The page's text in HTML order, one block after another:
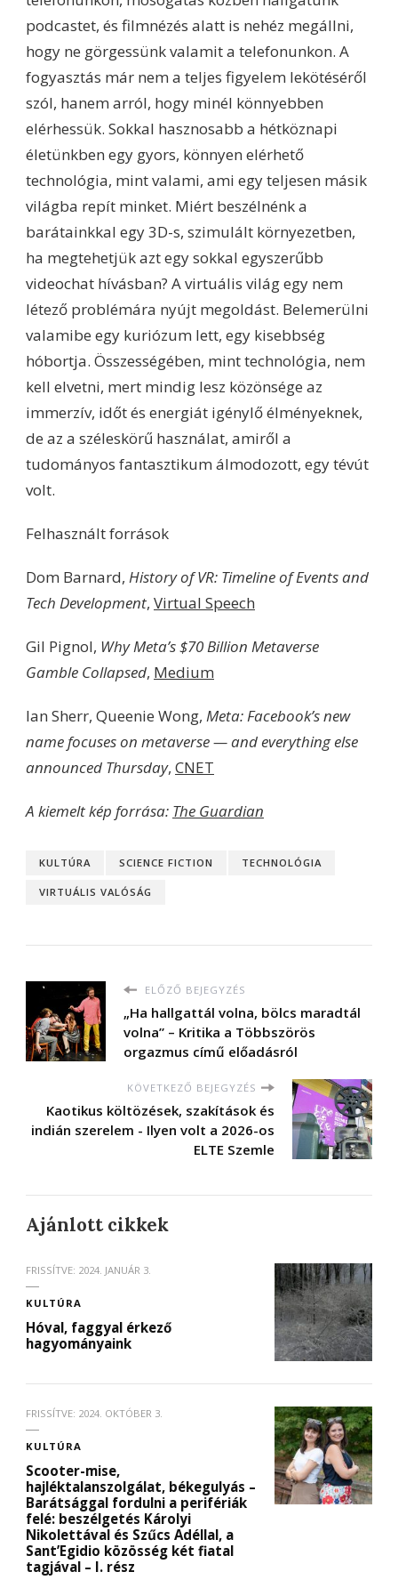
podcastet, és filmnézés alatt is nehéz megállni,
hogy ne görgessünk valamit a telefonunkon. A
fogyasztás már nem a teljes figyelem lekötéséről
szól, hanem arról, hogy minél könnyebben
elérhessük. Sokkal hasznosabb a hétköznapi
életünkben egy gyors, könnyen elérhető
technológia, mint valami, ami egy teljesen másik
világba repít minket. Miért beszélnénk a
barátainkkal egy 3D-s, szimulált környezetben,
ha megtehetjük azt egy sokkal egyszerűbb
videochat hívásban? A virtuális világ egy nem
létező problémára nyújt megoldást. Belemerülni
valamibe egy kuriózum lett, egy kisebbség
hóbortja. Összességében, mint technológia, nem
kell elvetni, mert mindig lesz közönsége az
immerzív, időt és energiát igénylő élményeknek,
de az a széleskörű használat, amiről a
tudományos fantasztikum álmodozott, egy tévút
volt.
Felhasznált források
Dom Barnard, History of VR: Timeline of Events and
Tech Development, Virtual Speech
Gil Pignol, Why Meta’s $70 Billion Metaverse
Gamble Collapsed, Medium
Ian Sherr, Queenie Wong, Meta: Facebook’s new
name focuses on metaverse — and everything else
announced Thursday, CNET
A kiemelt kép forrása: The Guardian
KULTÚRA SCIENCE FICTION TECHNOLÓGIA
VIRTUÁLIS VALÓSÁG
ELŐZŐ BEJEGYZÉS
„Ha hallgattál volna, bölcs maradtál
volna” – Kritika a Többszörös
orgazmus című előadásról
KÖVETKEZŐ BEJEGYZÉS
Kaotikus költözések, szakítások és
indián szerelem - Ilyen volt a 2026-os
ELTE Szemle
Ajánlott cikkek
FRISSÍTVE: 2024. JANUÁR 3.
KULTÚRA
Hóval, faggyal érkező
hagyományaink
FRISSÍTVE: 2024. OKTÓBER 3.
KULTÚRA
Scooter-mise,
hajléktalanszolgálat, békegulyás –
Barátsággal fordulni a perifériák
felé: beszélgetés Károlyi
Nikolettával és Szűcs Adéllal, a
Sant’Egidio közösség két fiatal
tagjával – I. rész